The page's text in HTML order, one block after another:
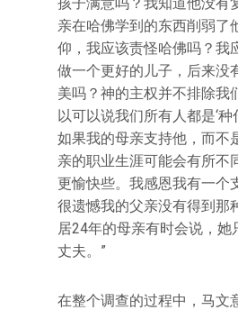
亲在哈佛学到的东西削弱了
仰，我应该责怪哈佛吗？我
做一个更好的儿子，后来没
美吗？神的主权并不排除我
以可以说我们所有人都是‘种
如果我的母亲支持他，而不
亲的职业生涯可能会有所不
更愉快些。我感恩我有一个
很遗憾我的父亲没有得到那
居24年的母亲有时会说，她
丈夫。”
在整个调查的过程中，马文